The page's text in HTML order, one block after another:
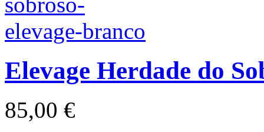
Elevage Herdade do
85,00 €